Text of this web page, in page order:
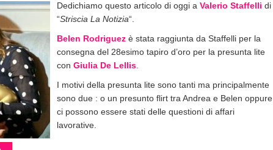
Dedichiamo questo articolo di oggi a Valerio Staffelli di
“Striscia La Notizia“.
Belen Rodriguez è stata raggiunta da Staffelli per la
consegna del 28esimo tapiro d’oro per la presunta lite
con Giulia De Lellis
I motivi della presunta lite sono tanti ma principalmente
sono due : o un presunto flirt tra Andrea e Belen oppure
ci possono essere stati delle questioni di affari
lavorative.